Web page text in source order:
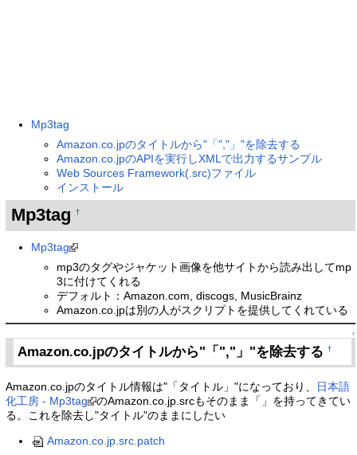
Mp3tag
Amazon.co.jpのタイトルから"「","」"を除去する
Amazon.co.jpのAPIを実行しXMLで出力するサンプル
Web Sources Framework(.src)ファイル
インストール
Mp3tag †
Mp3tag
mp3のタグやジャケット画像を他サイトから読み出してmp
3に付けてくれる
デフォルト：Amazon.com, discogs, MusicBrainz
Amazon.co.jpは別の人がスクリプトを提供してくれている
↑
Amazon.co.jpのタイトルから"「","」"を除去する†
Amazon.co.jpのタイトル情報は"「タイトル」"になっており、
日本語
化工房 - Mp3tag
のAmazon.co.jp.srcもそのまま「」を持ってきてい
る。これを除去し"タイトル"のままにしたい
Amazon.co.jp.src.patch